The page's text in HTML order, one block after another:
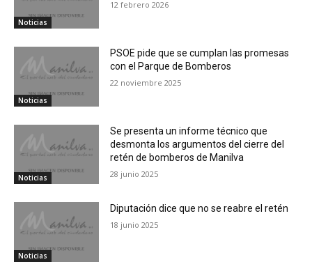
Noticias
12 febrero 2026
Noticias
PSOE pide que se cumplan las promesas
con el Parque de Bomberos
22 noviembre 2025
Noticias
Se presenta un informe técnico que
desmonta los argumentos del cierre del
retén de bomberos de Manilva
28 junio 2025
Noticias
Diputación dice que no se reabre el retén
18 junio 2025